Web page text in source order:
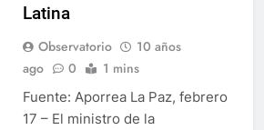
Latina
Observatorio
10 años
ago
0 1 mins
Fuente: Aporrea La Paz, febrero
17 – El ministro de la